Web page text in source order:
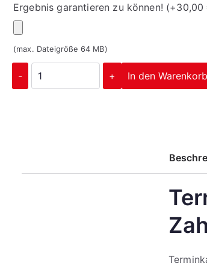
Ergebnis garantieren zu können! (+30,00
(max. Dateigröße 64 MB)
- + In den Warenkorb